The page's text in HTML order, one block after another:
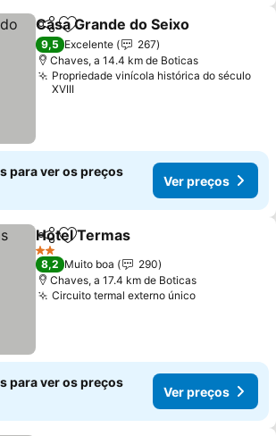
PartilharAdicionar aos favoritos
Casa Grande do Seixo
9,5 Excelente
267
Chaves, a 14.4 km de Boticas
Propriedade vinícola histórica do século
XVIII
para ver os preços
Ver preços
PartilharAdicionar aos favoritos
Hotel Termas
2 Estrelas
8,2 Muito boa
290
Chaves, a 17.4 km de Boticas
Circuito termal externo único
para ver os preços
Ver preços